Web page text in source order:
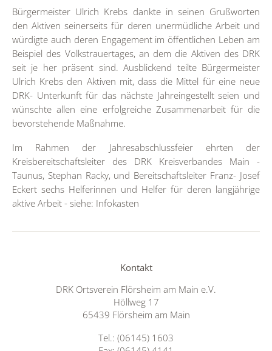
Bürgermeister Ulrich Krebs dankte in seinen Grußworten
den Aktiven seinerseits für deren unermüdliche Arbeit und
würdigte auch deren Engagement im öffentlichen Leben am
Beispiel des Volkstrauertages, an dem die Aktiven des DRK
seit je her präsent sind. Ausblickend teilte Bürgermeister
Ulrich Krebs den Aktiven mit, dass die Mittel für eine neue
DRK- Unterkunft für das nächste Jahreingestellt seien und
wünschte allen eine erfolgreiche Zusammenarbeit für die
bevorstehende Maßnahme.
Im Rahmen der Jahresabschlussfeier ehrten der
Kreisbereitschaftsleiter des DRK Kreisverbandes Main -
Taunus, Stephan Racky, und Bereitschaftsleiter Franz- Josef
Eckert sechs Helferinnen und Helfer für deren langjährige
aktive Arbeit - siehe: Infokasten
Kontakt
DRK Ortsverein Flörsheim am Main e.V.
Höllweg 17
65439 Flörsheim am Main
Tel.: (06145) 1603